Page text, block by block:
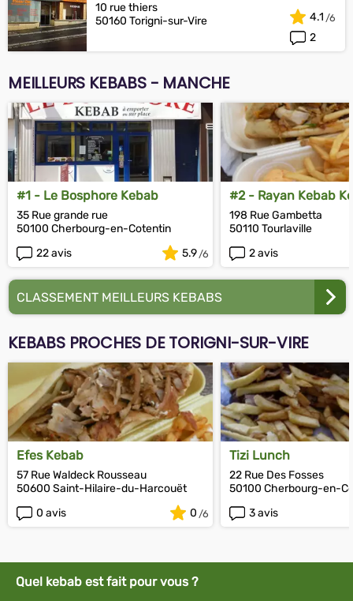
10 rue thiers
50160 Torigni-sur-Vire
2
4.1
MEILLEURS KEBABS - MANCHE
#1 - Le Bosphore Kebab
35 Rue grande rue
50100 Cherbourg-en-Cotentin
22 avis
5.9
#2 - Rayan Kebab
198 Rue Gambetta
50110 Tourlaville
2 avis
CLASSEMENT MEILLEURS KEBABS
KEBABS PROCHES DE TORIGNI-SUR-VIRE
Efes Kebab
57 Rue Waldeck Rousseau
50600 Saint-Hilaire-du-Harcouët
0 avis
0
Tizi Lunch
22 Rue Des Fosses
50100 Cherbourg-en-
3 avis
Quel kebab est fait pour vous ?